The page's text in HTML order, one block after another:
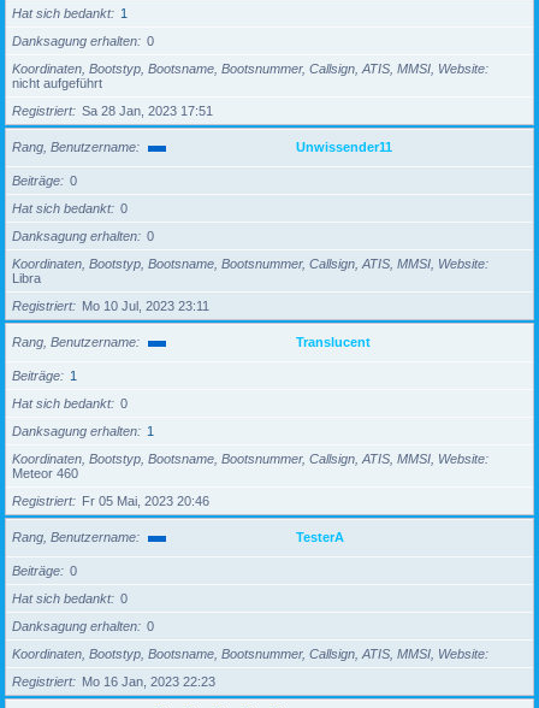
Hat sich bedankt
1
Danksagung erhalten
0
Koordinaten, Bootstyp, Bootsname, Bootsnummer, Callsign, ATIS, MMSI, Website
nicht aufgeführt
Registriert
Sa 28 Jan, 2023 17:51
Rang, Benutzername Unwissender11
Beiträge
0
Hat sich bedankt
0
Danksagung erhalten
0
Koordinaten, Bootstyp, Bootsname, Bootsnummer, Callsign, ATIS, MMSI, Website
Libra
Registriert
Mo 10 Jul, 2023 23:11
Rang, Benutzername Translucent
Beiträge
1
Hat sich bedankt
0
Danksagung erhalten
1
Koordinaten, Bootstyp, Bootsname, Bootsnummer, Callsign, ATIS, MMSI, Website
Meteor 460
Registriert
Fr 05 Mai, 2023 20:46
Rang, Benutzername TesterA
Beiträge
0
Hat sich bedankt
0
Danksagung erhalten
0
Koordinaten, Bootstyp, Bootsname, Bootsnummer, Callsign, ATIS, MMSI, Website
Registriert
Mo 16 Jan, 2023 22:23